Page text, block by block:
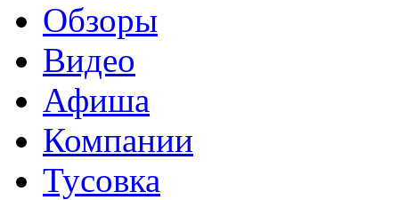
Обзоры
Видео
Афиша
Компании
Тусовка